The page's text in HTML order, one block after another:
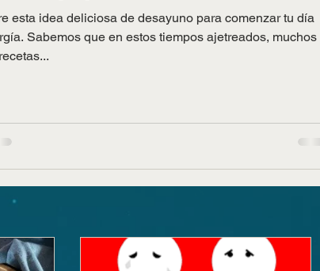
esta idea deliciosa de desayuno para comenzar tu día
Sabemos que en estos tiempos ajetreados, muchos